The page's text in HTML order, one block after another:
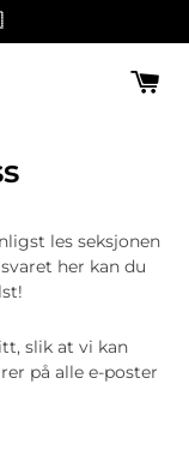
les seksjonen
her kan du
slik at vi kan
på alle e-poster